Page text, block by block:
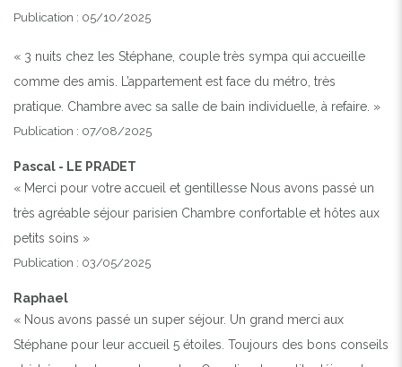
L'APPARTEMENT EST CELUI AVEC LE BALCON ET
ON VOIT MONTMARTRE QUI EST À 15 MINUTES À
PIED.
Previous
Publication : 05/10/2025
« 3 nuits chez les Stéphane, couple très sympa qui accueille
comme des amis. L’appartement est face du métro, très
pratique. Chambre avec sa salle de bain individuelle, à refaire. »
Publication : 07/08/2025
Pascal - LE PRADET
« Merci pour votre accueil et gentillesse Nous avons passé un
très agréable séjour parisien Chambre confortable et hôtes aux
petits soins »
Publication : 03/05/2025
Raphael
« Nous avons passé un super séjour. Un grand merci aux
Stéphane pour leur accueil 5 étoiles. Toujours des bons conseils